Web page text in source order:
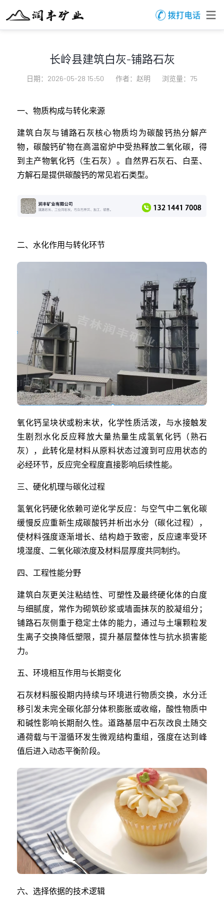
长岭县建筑白灰-铺路石灰
日期：2026-05-28 15:50 作者：赵明 浏览量：75
一、物质构成与转化来源
建筑白灰与铺路石灰核心物质均为碳酸钙热分解产
物，碳酸钙矿物在高温窑炉中受热释放二氧化碳，得
到主产物氧化钙（生石灰）。自然界石灰石、白垩、
方解石是提供碳酸钙的常见岩石类型。
二、水化作用与转化环节
氧化钙呈块状或粉末状，化学性质活泼，与水接触发
生剧烈水化反应释放大量热量生成氢氧化钙（熟石
灰），此转化是材料从原料状态过渡到可应用状态的
必经环节，反应完全程度直接影响后续性能。
三、硬化机理与碳化过程
氢氧化钙硬化依赖可逆化学反应：与空气中二氧化碳
缓慢反应重新生成碳酸钙并析出水分（碳化过程），
使材料强度逐渐增长、结构趋于致密，反应速率受环
境湿度、二氧化碳浓度及材料层厚度共同制约。
四、工程性能分野
建筑白灰更关注粘结性、可塑性及最终硬化体的白度
与细腻度，常作为砌筑砂浆或墙面抹灰的胶凝组分；
铺路石灰侧重于稳定土体的能力，通过与土壤颗粒发
生离子交换降低塑限，提升基层整体性与抗水损害能
力。
五、环境相互作用与长期变化
石灰材料服役期内持续与环境进行物质交换，水分迁
移引发未完全碳化部分体积膨胀或收缩，酸性物质中
和碱性影响长期耐久性。道路基层中石灰改良土随交
通荷载与干湿循环发生微观结构重组，强度在达到峰
值后进入动态平衡阶段。
六、选择依据的技术逻辑